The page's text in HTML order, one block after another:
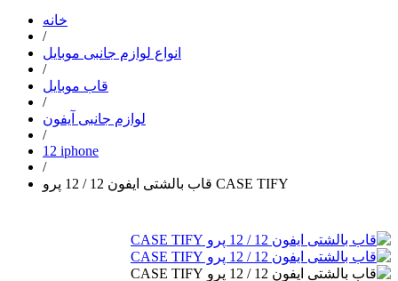
خانه
/
انواع لوازم جانبی موبایل
/
قاب موبایل
/
لوازم جانبی آیفون
/
12 iphone
/
قاب بالشتی ایفون 12 / 12 پرو CASE TIFY